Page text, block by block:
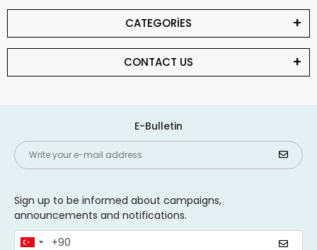
CATEGORİES
CONTACT US
E-Bulletin
Sign up to be informed about campaigns,
announcements and notifications.